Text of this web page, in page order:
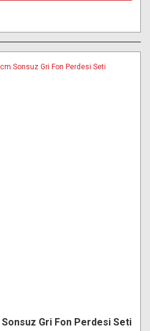
Gri Fon Perdesi Seti